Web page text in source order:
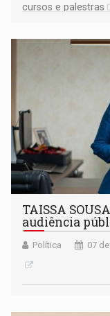
cursos e palestras
TAISSA
audiência
Política 07